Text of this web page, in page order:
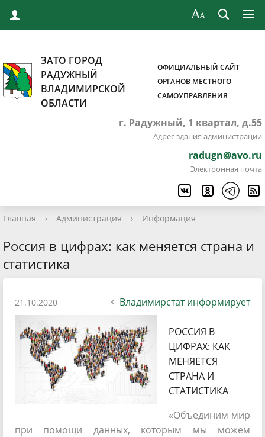
ЗАТО ГОРОД
РАДУЖНЫЙ
ВЛАДИМИРСКОЙ
ОБЛАСТИ
ОФИЦИАЛЬНЫЙ САЙТ
ОРГАНОВ МЕСТНОГО
САМОУПРАВЛЕНИЯ
г. Радужный, 1 квартал, д.55
Адрес здания администрации
radugn@avo.ru
Электронная почта
Главная › Администрация › Информация
Россия в цифрах: как меняется страна и
статистика
21.10.2020 Владимирстат информирует
РОССИЯ В
ЦИФРАХ: КАК
МЕНЯЕТСЯ
СТРАНА И
СТАТИСТИКА
«Объединим мир
при помощи данных, которым мы можем